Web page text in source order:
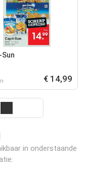
€ 14,99
in onderstaande